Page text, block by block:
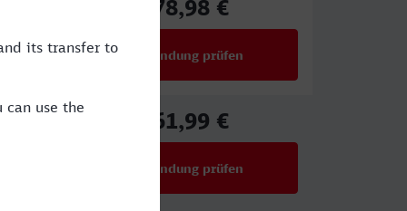
78,98 €
Verbindung prüfen
61,99 €
Verbindung prüfen